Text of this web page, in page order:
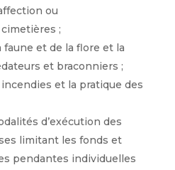
ou
;
et de la flore et la
et braconniers ;
et la pratique des
d’exécution des
limitant les fonds et
pendantes individuelles